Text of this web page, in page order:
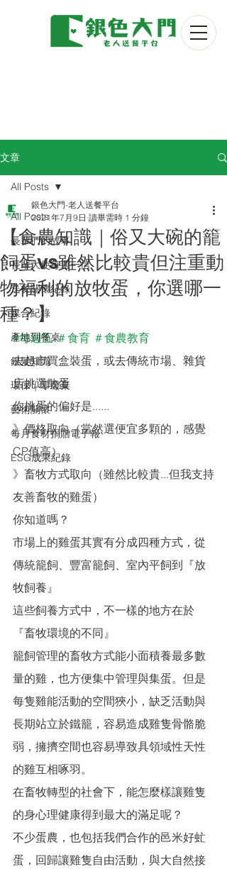
文章
All Posts
長輩們的故事
長輩大使每週一信
送餐關懷紀錄
媒合紀錄
產地到餐桌
銀髮知識
環保｜零廢棄
藝術關懷
每月食材捐贈電子報
ESG成果紀錄
All Posts
【食農知識｜俗又大碗的籠
飼蛋vs雖然比較貴但注重動
物福利的放牧蛋，你選哪一
種？】
銀色大門-老人送餐平台
2021年7月9日 讀畢需時 1 分鐘
#每週五 ＃食育 ＃食農教育
去超市買盒裝蛋，或去傳統市場、雜貨
店挑選散蛋
你挑蛋的偏好是......
》價格取向（當然選便宜多顆的，感覺
CP值高）
》畜牧方式取向（雖然比較貴...但我支持
友善畜牧的雞蛋）
你知道嗎？
市場上的雞蛋其實有分成四種方式，從
傳統籠飼、豐富籠飼、室內平飼到『放
牧飼養』
這些飼養方式中，不一樣的地方在於
『畜牧環境的不同』
籠飼管理的畜牧方式能小面積養最多數
量的雞，也方便集中管理與集蛋。但是
每隻雞能活動的空間狹小，缺乏活動與
長期站立於鐵籠，容易造成雞隻骨骼脆
弱，擁擠空間也容易導致具領域性天性
的雞互相啄羽。
在畜牧轉型的社會下，能怎麼樣讓雞隻
的身心理健康得到最大的滿足呢？
不少蛋農，也包括我們合作的邑米好虻
蛋，回歸讓雞隻自由活動，與大自然接